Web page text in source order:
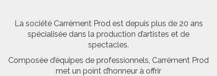
La société Carrément Prod est depuis plus de 20 ans
spécialisée dans la production d’artistes et de
spectacles.
Composée d’équipes de professionnels, Carrément Prod
met un point d’honneur à offrir